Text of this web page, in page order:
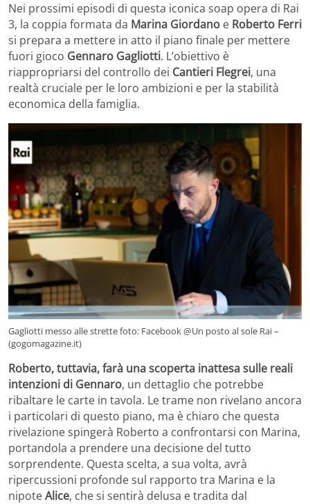
Nei prossimi episodi di questa iconica soap opera di Rai
3, la coppia formata da Marina Giordano e Roberto Ferri
si prepara a mettere in atto il piano finale per mettere
fuori gioco Gennaro Gagliotti. L’obiettivo è
riappropriarsi del controllo dei Cantieri Flegrei, una
realtà cruciale per le loro ambizioni e per la stabilità
economica della famiglia.
Gagliotti messo alle strette foto: Facebook @Un posto al sole Rai –
(gogomagazine.it)
Roberto, tuttavia, farà una scoperta inattesa sulle reali
intenzioni di Gennaro, un dettaglio che potrebbe
ribaltare le carte in tavola. Le trame non rivelano ancora
i particolari di questo piano, ma è chiaro che questa
rivelazione spingerà Roberto a confrontarsi con Marina,
portandola a prendere una decisione del tutto
sorprendente. Questa scelta, a sua volta, avrà
ripercussioni profonde sul rapporto tra Marina e la
nipoteAlice, che si sentirà delusa e tradita dal